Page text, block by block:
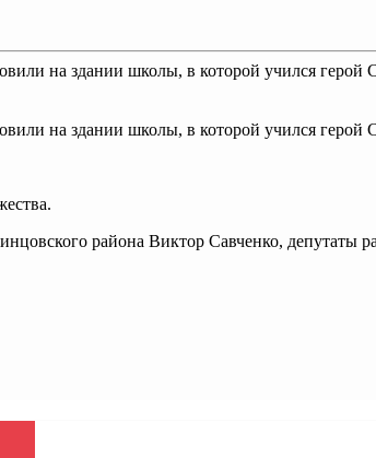
на здании школы, в которой учился
на здании школы, в которой учился герой
района Виктор Савченко, депутаты